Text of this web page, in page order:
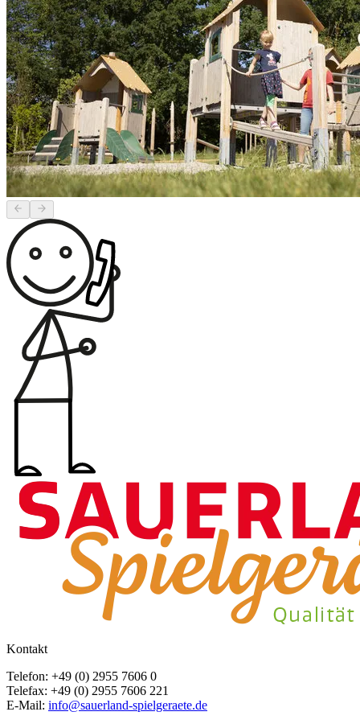
Kontakt
Telefon: +49 (0) 2955 7606 0
Telefax: +49 (0) 2955 7606 221
E-Mail: info@sauerland-spielgeraete.de